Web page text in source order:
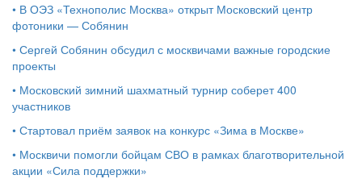
• В ОЭЗ «Технополис Москва» открыт Московский центр
фотоники — Собянин
• Сергей Собянин обсудил с москвичами важные городские
проекты
• Московский зимний шахматный турнир соберет 400
участников
• Стартовал приём заявок на конкурс «Зима в Москве»
• Москвичи помогли бойцам СВО в рамках благотворительной
акции «Сила поддержки»